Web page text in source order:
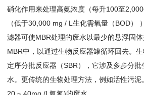
硝化作用来处理高氨浓度（每升100至
（低于30,000 mg / L生化需氧量（BOD）
滤器可使MBR处理的废水以最少的悬浮固
MBR中，以通过生物反应器罐循环回去。
定序分批反应器（SBR），它涉及多步分
水。更传统的生物处理方法，例如活性污